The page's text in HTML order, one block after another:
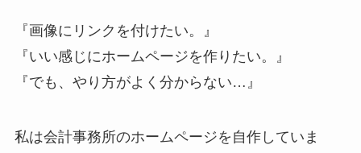
『画像にリンクを付けたい。』
『いい感じにホームページを作りたい。』
『でも、やり方がよく分からない…』
私は会計事務所のホームページを自作していま